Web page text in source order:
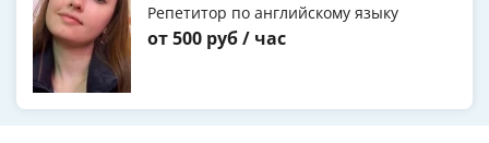
Репетитор по английскому языку
от 500 руб / час